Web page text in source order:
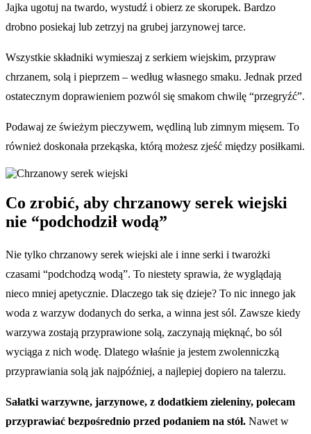
Jajka ugotuj na twardo, wystudź i obierz ze skorupek. Bardzo
drobno posiekaj lub zetrzyj na grubej jarzynowej tarce.
Wszystkie składniki wymieszaj z serkiem wiejskim, przypraw
chrzanem, solą i pieprzem – według własnego smaku. Jednak przed
ostatecznym doprawieniem pozwól się smakom chwilę “przegryźć”.
Podawaj ze świeżym pieczywem, wędliną lub zimnym mięsem. To
również doskonała przekąska, którą możesz zjeść między posiłkami.
Co zrobić, aby chrzanowy serek wiejski
nie “podchodził wodą”
Nie tylko chrzanowy serek wiejski ale i inne serki i twarożki
czasami “podchodzą wodą”. To niestety sprawia, że wyglądają
nieco mniej apetycznie. Dlaczego tak się dzieje? To nic innego jak
woda z warzyw dodanych do serka, a winna jest sól. Zawsze kiedy
warzywa zostają przyprawione solą, zaczynają mięknąć, bo sól
wyciąga z nich wodę. Dlatego właśnie ja jestem zwolenniczką
przyprawiania solą jak najpóźniej, a najlepiej dopiero na talerzu.
Sałatki warzywne, jarzynowe, z dodatkiem zieleniny, polecam
przyprawiać bezpośrednio przed podaniem na stół. Nawet w